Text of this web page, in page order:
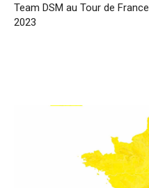
Team DSM au Tour de France
2023